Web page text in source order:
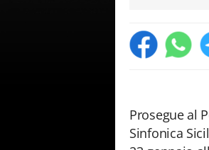
Prosegue al
Sinfonica